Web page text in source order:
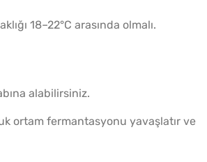
18–22°C arasında olmalı.
alabilirsiniz.
ortam fermantasyonu yavaşlatır ve